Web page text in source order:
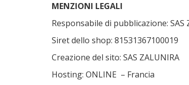
MENZIONI LEGALI
Responsabile di pubblicazione: SAS
Siret dello shop: 81531367100019
Creazione del sito: SAS ZALUNIRA
Hosting: ONLINE – Francia